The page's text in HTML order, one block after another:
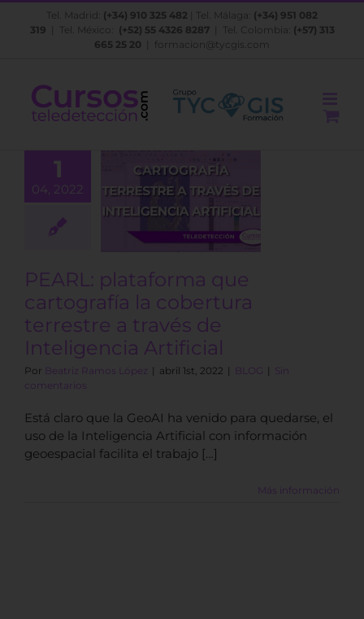
Saltar
Tel. Madrid: (+34) 910 325 482 | Tel. Málaga: (+34) 951 082
319 | Tel. México: (+52) 55 4326 8287| Tel. Colombia: (+57) 313
665 25 20
formacion@tycgis.com
1
04, 2022
la
a través
PEARL: plataforma que
cartografía la cobertura
terrestre a través de
Inteligencia Artificial
Por Beatriz Ramos López | abril 1st, 2022 | BLOG | Sin
comentarios
Está claro que la GeoAI ha venido para quedarse, el
uso de la Inteligencia Artificial con información
geoespacial facilita el trabajo […]
Más información